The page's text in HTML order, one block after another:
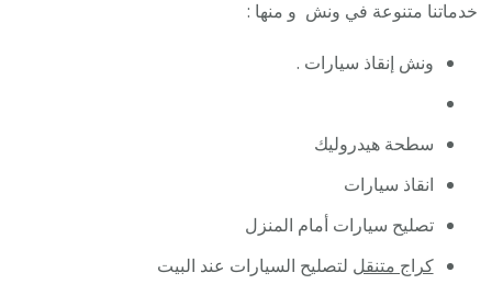
خدماتنا متنوعة في ونش و منها :
ونش إنقاذ سيارات .
سطحة هيدروليك
انقاذ سيارات
تصليح سيارات أمام المنزل
كراج متنقل لتصليح السيارات عند البيت